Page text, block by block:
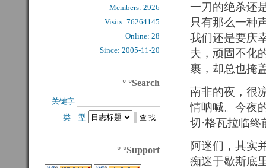
一刀的绝杀还
只有那么一种
我们还是要庆
夫，顽固不化
裹，却总也掩
南非的夜，很
情呐喊。今夜
切·格瓦拉临
阿迷们，其实
痴迷于歇斯底
Members: 2926
Visits: 76264145
Online: 28
Since: 2005-11-20
° °Search
关键字
类 型
° °Support